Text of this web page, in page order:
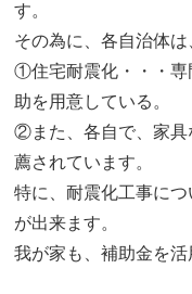
す。
その為に、各自治体は
①住宅耐震化・・・専
助を用意している。
②また、各自で、家具
薦されています。
特に、耐震化工事に
が出来ます。
我が家も、補助金を